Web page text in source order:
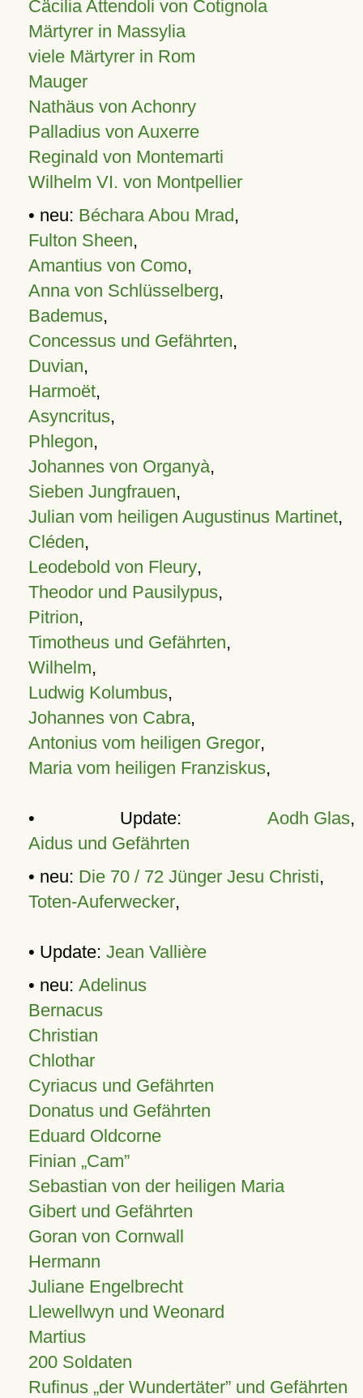
Cäcilia Attendoli von Cotignola
Märtyrer in Massylia
viele Märtyrer in Rom
Mauger
Nathäus von Achonry
Palladius von Auxerre
Reginald von Montemarti
Wilhelm VI. von Montpellier
• neu: Béchara Abou Mrad,
Fulton Sheen,
Amantius von Como,
Anna von Schlüsselberg,
Bademus,
Concessus und Gefährten,
Duvian,
Harmoët,
Asyncritus,
Phlegon,
Johannes von Organyà,
Sieben Jungfrauen,
Julian vom heiligen Augustinus Martinet,
Cléden,
Leodebold von Fleury,
Theodor und Pausilypus,
Pitrion,
Timotheus und Gefährten,
Wilhelm,
Ludwig Kolumbus,
Johannes von Cabra,
Antonius vom heiligen Gregor,
Maria vom heiligen Franziskus,
• Update: Aodh Glas,
Aidus und Gefährten
• neu: Die 70 / 72 Jünger Jesu Christi,
Toten-Auferwecker,
• Update: Jean Vallière
• neu: Adelinus
Bernacus
Christian
Chlothar
Cyriacus und Gefährten
Donatus und Gefährten
Eduard Oldcorne
Finian Cam
Sebastian von der heiligen Maria
Gibert und Gefährten
Goran von Cornwall
Hermann
Juliane Engelbrecht
Llewellwyn und Weonard
Martius
200 Soldaten
Rufinus „der Wundertäter” und Gefährten